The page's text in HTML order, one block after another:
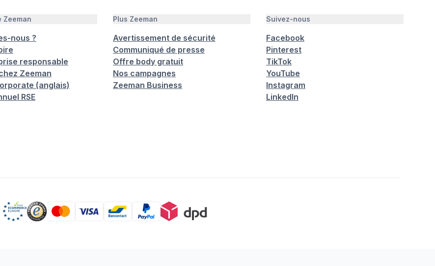
Zeeman
nous ?
responsable
Zeeman
(anglais)
RSE
Plus Zeeman
Avertissement de sécurité
Communiqué de presse
Offre body gratuit
Nos campagnes
Zeeman Business
Suivez-nous
Facebook
Pinterest
TikTok
YouTube
Instagram
LinkedIn